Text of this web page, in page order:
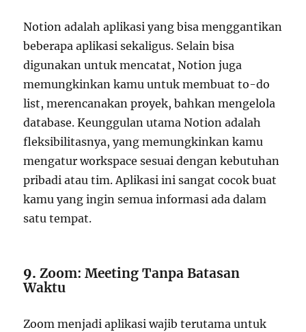
Notion adalah aplikasi yang bisa menggantikan
beberapa aplikasi sekaligus. Selain bisa
digunakan untuk mencatat, Notion juga
memungkinkan kamu untuk membuat to-do
list, merencanakan proyek, bahkan mengelola
database. Keunggulan utama Notion adalah
fleksibilitasnya, yang memungkinkan kamu
mengatur workspace sesuai dengan kebutuhan
pribadi atau tim. Aplikasi ini sangat cocok buat
kamu yang ingin semua informasi ada dalam
satu tempat.
9.Zoom: Meeting Tanpa Batasan
Waktu
Zoom menjadi aplikasi wajib terutama untuk